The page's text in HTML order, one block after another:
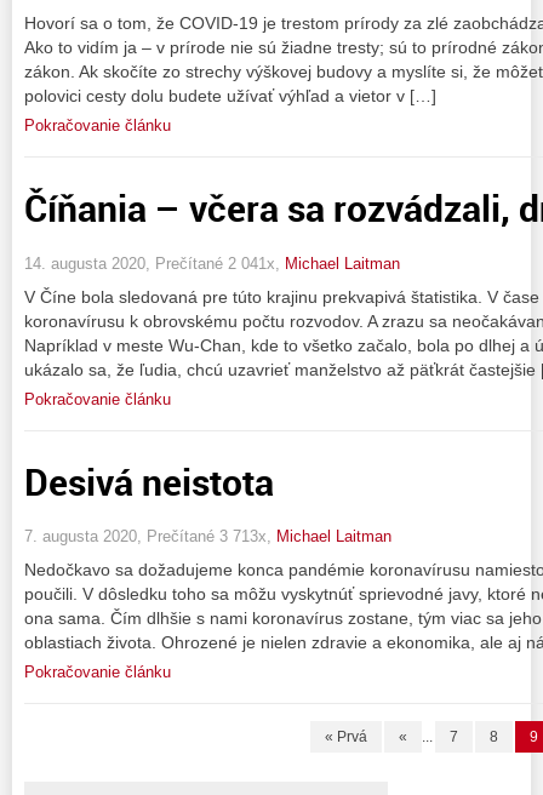
Hovorí sa o tom, že COVID-19 je trestom prírody za zlé
Ako to vidím ja – v prírode nie sú žiadne tresty; sú to prírodné
zákon. Ak skočíte zo strechy výškovej budovy a myslíte si, že
polovici cesty dolu budete užívať výhľad a vietor v […]
Pokračovanie článku
Číňania – včera sa rozvádzali,
14. augusta 2020, Prečítané 2 041x, Michael Laitman
V Číne bola sledovaná pre túto krajinu prekvapivá štatistika. V
koronavírusu k obrovskému počtu rozvodov. A zrazu sa
Napríklad v meste Wu-Chan, kde to všetko začalo, bola po dlhej a
ukázalo sa, že ľudia, chcú uzavrieť manželstvo až päťkrát
Pokračovanie článku
Desivá neistota
7. augusta 2020, Prečítané 3 713x, Michael Laitman
Nedočkavo sa dožadujeme konca pandémie koronavírusu
poučili. V dôsledku toho sa môžu vyskytnúť sprievodné javy, ktoré
ona sama. Čím dlhšie s nami koronavírus zostane, tým viac sa
oblastiach života. Ohrozené je nielen zdravie a ekonomika, ale aj
Pokračovanie článku
« Prvá « ... 7 8 9